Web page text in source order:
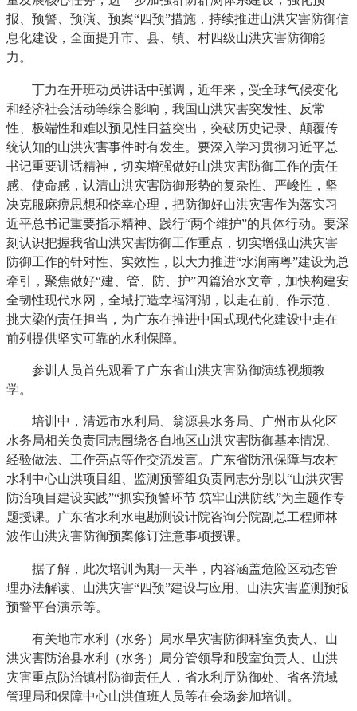
报、预警、预演、预案“四预”措施，持续推进山洪灾害防御信
息化建设，全面提升市、县、镇、村四级山洪灾害防御能
力。
丁力在开班动员讲话中强调，近年来，受全球气候变化
和经济社会活动等综合影响，我国山洪灾害突发性、反常
性、极端性和难以预见性日益突出，突破历史记录、颠覆传
统认知的山洪灾害事件时有发生。要深入学习贯彻习近平总
书记重要讲话精神，切实增强做好山洪灾害防御工作的责任
感、使命感，认清山洪灾害防御形势的复杂性、严峻性，坚
决克服麻痹思想和侥幸心理，把防御好山洪灾害作为落实习
近平总书记重要指示精神、践行“两个维护”的具体行动。要深
刻认识把握我省山洪灾害防御工作重点，切实增强山洪灾害
防御工作的针对性、实效性，以大力推进“水润南粤”建设为总
牵引，聚焦做好“建、管、防、护”四篇治水文章，加快构建安
全韧性现代水网，全域打造幸福河湖，以走在前、作示范、
挑大梁的责任担当，为广东在推进中国式现代化建设中走在
前列提供坚实可靠的水利保障。
参训人员首先观看了广东省山洪灾害防御演练视频教
学。
培训中，清远市水利局、翁源县水务局、广州市从化区
水务局相关负责同志围绕各自地区山洪灾害防御基本情况、
经验做法、工作亮点等作交流发言。广东省防汛保障与农村
水利中心山洪项目组、监测预警组负责同志分别以“山洪灾害
防治项目建设实践”“抓实预警环节 筑牢山洪防线”为主题作专
题授课。广东省水利水电勘测设计院咨询分院副总工程师林
波作山洪灾害防御预案修订注意事项授课。
据了解，此次培训为期一天半，内容涵盖危险区动态管
理办法解读、山洪灾害“四预”建设与应用、山洪灾害监测预报
预警平台演示等。
有关地市水利（水务）局水旱灾害防御科室负责人、山
洪灾害防治县水利（水务）局分管领导和股室负责人、山洪
灾害重点防治镇村防御责任人，省水利厅防御处、省各流域
管理局和保障中心山洪值班人员等在会场参加培训。